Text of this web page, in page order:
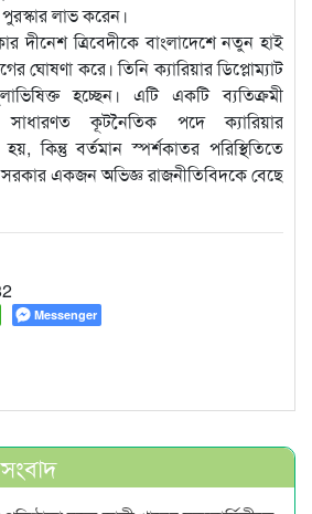
লাভ করেন।
দীনেশ ত্রিবেদীকে বাংলাদেশে নতুন হাই
ঘোষণা করে। তিনি ক্যারিয়ার ডিপ্লোম্যাট
হচ্ছেন। এটি একটি ব্যতিক্রমী
কূটনৈতিক পদে ক্যারিয়ার
কিন্তু বর্তমান স্পর্শকাতর পরিস্থিতিতে
সরকার একজন অভিজ্ঞ রাজনীতিবিদকে বেছে
Messenger